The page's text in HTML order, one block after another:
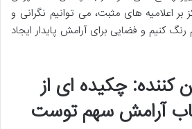
اعلامیه های مثبت، می توانیم نگرانی و
کنیم و فضایی برای آرامش پایدار ایجاد
کننده: چکیده ای از
آرامش سهم توست